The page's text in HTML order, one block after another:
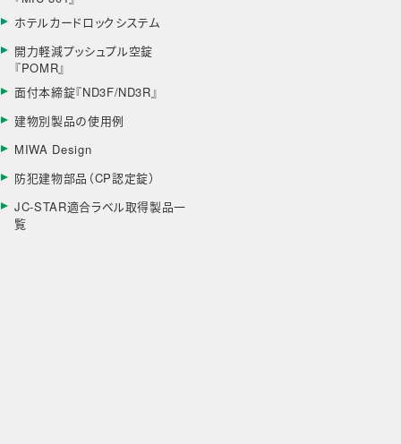
ホテルカードロックシステム
開力軽減プッシュプル空錠
『POMR』
面付本締錠『ND3F/ND3R』
建物別製品の使用例
MIWA Design
防犯建物部品（CP認定錠）
JC-STAR適合ラベル取得製品一
覧